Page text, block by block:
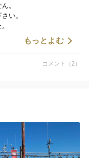
。
い。
もっとよむ
コメント（2）